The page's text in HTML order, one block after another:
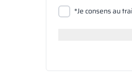
Joindre des
*Je consens au